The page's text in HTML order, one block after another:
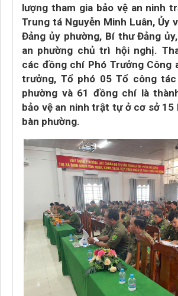
lượng tham gia bảo vệ an ninh
Trung tá Nguyễn Minh Luân, Ủy
Đảng ủy phường, Bí thư Đảng
an phường chủ trì hội nghị.
các đồng chí Phó Trưởng Công
trưởng, Tổ phó 05 Tổ công
phường và 61 đồng chí là
bảo vệ an ninh trật tự ở cơ sở
bàn phường.